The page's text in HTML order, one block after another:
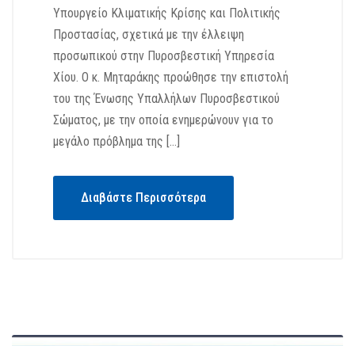
Υπουργείο Κλιματικής Κρίσης και Πολιτικής
Προστασίας, σχετικά με την έλλειψη
προσωπικού στην Πυροσβεστική Υπηρεσία
Χίου. Ο κ. Μηταράκης προώθησε την επιστολή
του της Ένωσης Υπαλλήλων Πυροσβεστικού
Σώματος, με την οποία ενημερώνουν για το
μεγάλο πρόβλημα της […]
Διαβάστε Περισσότερα